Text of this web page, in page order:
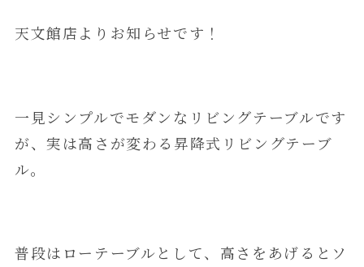
天文館店よりお知らせです！
一見シンプルでモダンなリビングテーブルです
が、実は高さが変わる昇降式リビングテーブ
ル。
普段はローテーブルとして、高さをあげるとソ